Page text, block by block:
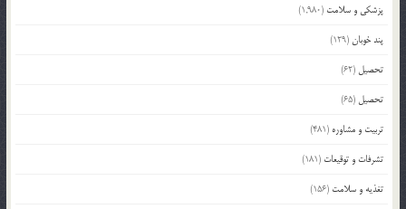
پزشکی و سلامت (1,980)
پند خوبان(129)
تحصیل (62)
تحصیل (65)
تربیت و مشاوره (481)
تشرفات و توقیعات (181)
تغذیه و سلامت (156)